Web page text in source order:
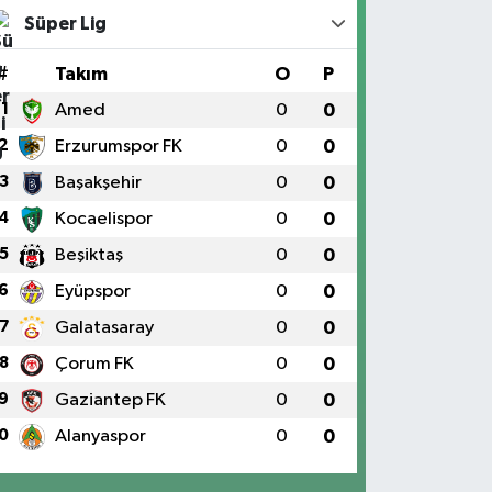
Süper Lig
Takım O P
1 Amed 0 0
Erzurumspor FK 0 0
3 Başakşehir 0 0
Kocaelispor 0 0
5 Beşiktaş 0 0
Eyüpspor 0 0
7 Galatasaray 0 0
8 Çorum FK 0 0
Gaziantep FK 0 0
Alanyaspor 0 0